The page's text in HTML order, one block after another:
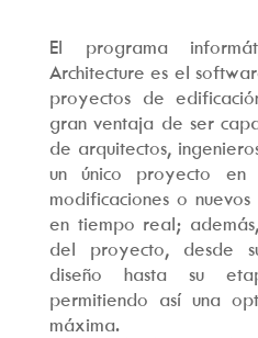
El programa
Architecture es el
proyectos de
gran ventaja de ser
de arquitectos,
un único proyecto
modificaciones o
en tiempo real;
del proyecto, desde
diseño hasta su
permitiendo así una
máxima.